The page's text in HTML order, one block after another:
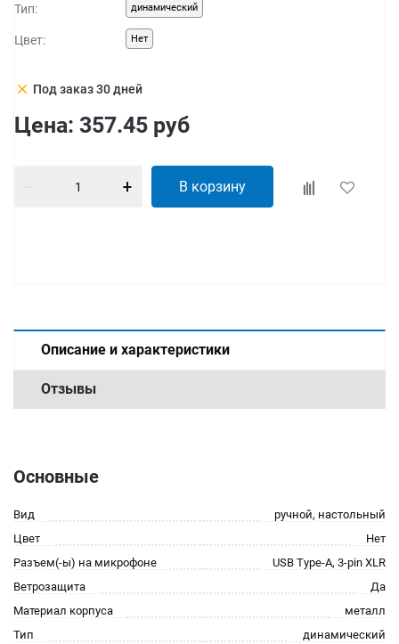
Тип: динамический
Цвет: Нет
clear Под заказ 30 дней
Цена: 357.45 руб
В корзину
Описание и характеристики
Отзывы
Основные
Вид
ручной, настольный
Цвет
Нет
Разъем(-ы) на микрофоне
USB Type-A, 3-pin XLR
Ветрозащита
Да
Материал корпуса
металл
Тип
динамический